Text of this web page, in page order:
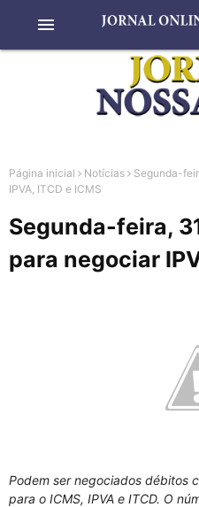
menu
Página inicial Notícias
Segunda-
IPVA, ITCD e ICMS
Segunda-feira,
para negociar
Podem ser negociados débitos
para o ICMS, IPVA e ITCD. O